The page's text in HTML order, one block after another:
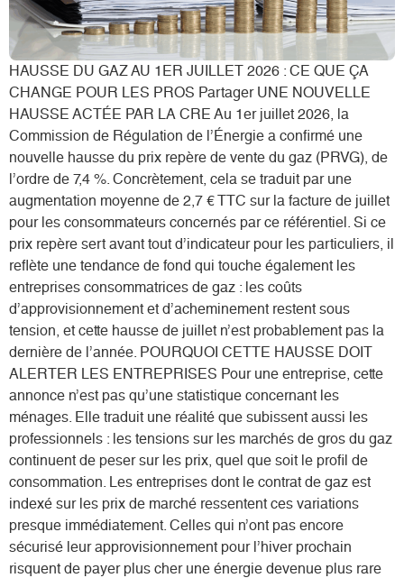
HAUSSE DU GAZ AU 1ER JUILLET 2026 : CE QUE ÇA
CHANGE POUR LES PROS Partager UNE NOUVELLE
HAUSSE ACTÉE PAR LA CRE Au 1er juillet 2026, la
Commission de Régulation de l’Énergie a confirmé une
nouvelle hausse du prix repère de vente du gaz (PRVG), de
l’ordre de 7,4 %. Concrètement, cela se traduit par une
augmentation moyenne de 2,7 € TTC sur la facture de juillet
pour les consommateurs concernés par ce référentiel. Si ce
prix repère sert avant tout d’indicateur pour les particuliers, il
reflète une tendance de fond qui touche également les
entreprises consommatrices de gaz : les coûts
d’approvisionnement et d’acheminement restent sous
tension, et cette hausse de juillet n’est probablement pas la
dernière de l’année. POURQUOI CETTE HAUSSE DOIT
ALERTER LES ENTREPRISES Pour une entreprise, cette
annonce n’est pas qu’une statistique concernant les
ménages. Elle traduit une réalité que subissent aussi les
professionnels : les tensions sur les marchés de gros du gaz
continuent de peser sur les prix, quel que soit le profil de
consommation. Les entreprises dont le contrat de gaz est
indexé sur les prix de marché ressentent ces variations
presque immédiatement. Celles qui n’ont pas encore
sécurisé leur approvisionnement pour l’hiver prochain
risquent de payer plus cher une énergie devenue plus rare